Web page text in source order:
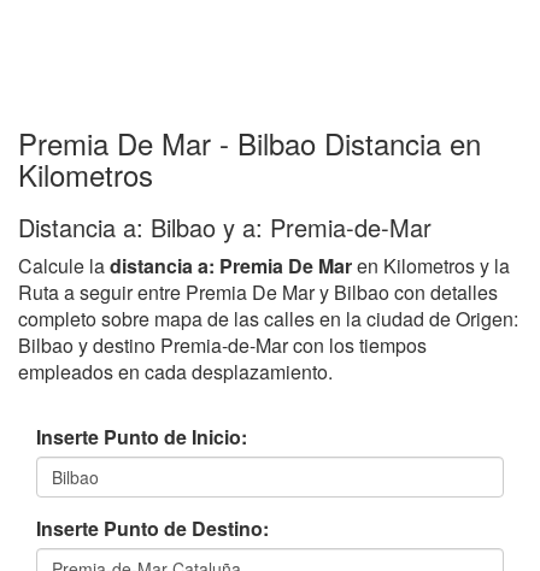
Premia De Mar - Bilbao Distancia en
Kilometros
Distancia a: Bilbao y a: Premia-de-Mar
Calcule ladistancia a: Premia De Maren Kilometros y la
Ruta a seguir entre Premia De Mar y Bilbao con detalles
completo sobre mapa de las calles en la ciudad de Origen:
Bilbao y destino Premia-de-Mar con los tiempos
empleados en cada desplazamiento.
Inserte Punto de Inicio:
Inserte Punto de Destino: